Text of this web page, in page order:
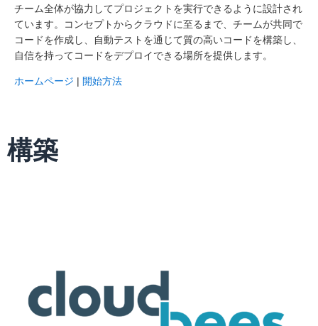
チーム全体が協力してプロジェクトを実行できるように設計され
ています。コンセプトからクラウドに至るまで、チームが共同で
コードを作成し、自動テストを通じて質の高いコードを構築し、
自信を持ってコードをデプロイできる場所を提供します。
ホームページ | 開始方法
構築